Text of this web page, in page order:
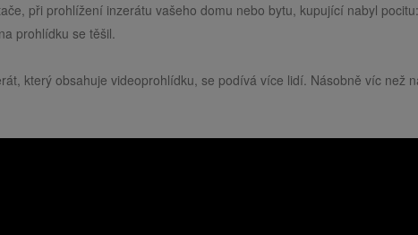
při prohlížení inzerátu vašeho domu nebo bytu, kupující nabyl
prohlídku se těšil.
který obsahuje videoprohlídku, se podívá více lidí. Násobně víc než